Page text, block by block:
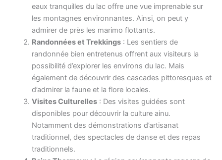
eaux tranquilles du lac offre une vue imprenable sur
les montagnes environnantes. Ainsi, on peut y
admirer de près les marimo flottants.
Randonnées et Trekkings: Les sentiers de
randonnée bien entretenus offrent aux visiteurs la
possibilité d’explorer les environs du lac. Mais
également de découvrir des cascades pittoresques et
d’admirer la faune et la flore locales.
Visites Culturelles: Des visites guidées sont
disponibles pour découvrir la culture ainu.
Notamment des démonstrations d’artisanat
traditionnel, des spectacles de danse et des repas
traditionnels.